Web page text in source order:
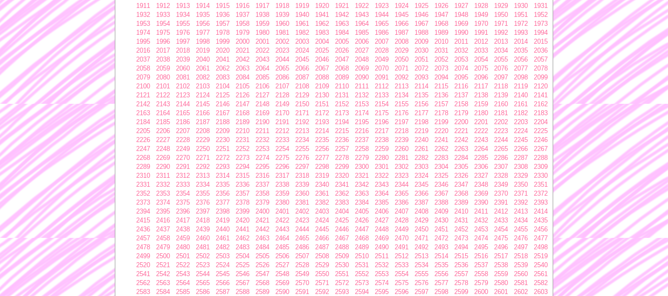
1911
1912 1913 1914 1915 1916 1917 1918 1919 1920 1921 1922 1923 1924 1925 1926 1927 1928 1929 1930
1931
1932
1933 1934 1935 1936 1937 1938 1939 1940 1941 1942 1943 1944 1945 1946 1947 1948 1949 1950 1951
1952
1953
1954 1955 1956 1957 1958 1959 1960 1961 1962 1963 1964 1965 1966 1967 1968 1969 1970 1971 1972
1973
1974
1975 1976 1977 1978 1979 1980 1981 1982 1983 1984 1985 1986 1987 1988 1989 1990 1991 1992 1993
1994
1995
1996 1997 1998 1999 2000 2001 2002 2003 2004 2005 2006 2007 2008 2009 2010 2011 2012 2013 2014
2015
2016
2017 2018 2019 2020 2021 2022 2023 2024 2025 2026 2027 2028 2029 2030 2031 2032 2033 2034 2035
2036
2037
2038 2039 2040 2041 2042 2043 2044 2045 2046 2047 2048 2049 2050 2051 2052 2053 2054 2055 2056
2057
2058
2059 2060 2061 2062 2063 2064 2065 2066 2067 2068 2069 2070 2071 2072 2073 2074 2075 2076 2077
2078
2079
2080 2081 2082 2083 2084 2085 2086 2087 2088 2089 2090 2091 2092 2093 2094 2095 2096 2097 2098
2099
2100
2101 2102 2103 2104 2105 2106 2107 2108 2109 2110 2111 2112 2113 2114 2115 2116 2117 2118 2119
2120
2121
2122 2123 2124 2125 2126 2127 2128 2129 2130 2131 2132 2133 2134 2135 2136 2137 2138 2139 2140
2141
2142
2143 2144 2145 2146 2147 2148 2149 2150 2151 2152 2153 2154 2155 2156 2157 2158 2159 2160 2161
2162
2163
2164 2165 2166 2167 2168 2169 2170 2171 2172 2173 2174 2175 2176 2177 2178 2179 2180 2181 2182
2183
2184
2185 2186 2187 2188 2189 2190 2191 2192 2193 2194 2195 2196 2197 2198 2199 2200 2201 2202 2203
2204
2205
2206 2207 2208 2209 2210 2211 2212 2213 2214 2215 2216 2217 2218 2219 2220 2221 2222 2223 2224
2225
2226
2227 2228 2229 2230 2231 2232 2233 2234 2235 2236 2237 2238 2239 2240 2241 2242 2243 2244 2245
2246
2247
2248 2249 2250 2251 2252 2253 2254 2255 2256 2257 2258 2259 2260 2261 2262 2263 2264 2265 2266
2267
2268
2269 2270 2271 2272 2273 2274 2275 2276 2277 2278 2279 2280 2281 2282 2283 2284 2285 2286 2287
2288
2289
2290 2291 2292 2293 2294 2295 2296 2297 2298 2299 2300 2301 2302 2303 2304 2305 2306 2307 2308
2309
2310
2311 2312 2313 2314 2315 2316 2317 2318 2319 2320 2321 2322 2323 2324 2325 2326 2327 2328 2329
2330
2331
2332 2333 2334 2335 2336 2337 2338 2339 2340 2341 2342 2343 2344 2345 2346 2347 2348 2349 2350
2351
2352
2353 2354 2355 2356 2357 2358 2359 2360 2361 2362 2363 2364 2365 2366 2367 2368 2369 2370 2371
2372
2373
2374 2375 2376 2377 2378 2379 2380 2381 2382 2383 2384 2385 2386 2387 2388 2389 2390 2391 2392
2393
2394
2395 2396 2397 2398 2399 2400 2401 2402 2403 2404 2405 2406 2407 2408 2409 2410 2411 2412 2413
2414
2415
2416 2417 2418 2419 2420 2421 2422 2423 2424 2425 2426 2427 2428 2429 2430 2431 2432 2433 2434
2435
2436
2437 2438 2439 2440 2441 2442 2443 2444 2445 2446 2447 2448 2449 2450 2451 2452 2453 2454 2455
2456
2457
2458 2459 2460 2461 2462 2463 2464 2465 2466 2467 2468 2469 2470 2471 2472 2473 2474 2475 2476
2477
2478
2479 2480 2481 2482 2483 2484 2485 2486 2487 2488 2489 2490 2491 2492 2493 2494 2495 2496 2497
2498
2499
2500 2501 2502 2503 2504 2505 2506 2507 2508 2509 2510 2511 2512 2513 2514 2515 2516 2517 2518
2519
2520
2521 2522 2523 2524 2525 2526 2527 2528 2529 2530 2531 2532 2533 2534 2535 2536 2537 2538 2539
2540
2541
2542 2543 2544 2545 2546 2547 2548 2549 2550 2551 2552 2553 2554 2555 2556 2557 2558 2559 2560
2561
2562
2563 2564 2565 2566 2567 2568 2569 2570 2571 2572 2573 2574 2575 2576 2577 2578 2579 2580 2581
2582
2583
2584 2585 2586 2587 2588 2589 2590 2591 2592 2593 2594 2595 2596 2597 2598 2599 2600 2601 2602
2603